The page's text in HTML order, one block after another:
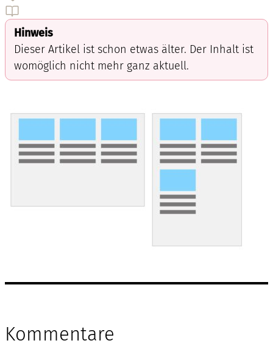
Hinweis
Dieser Artikel ist schon etwas älter. Der Inhalt ist
womöglich nicht mehr ganz aktuell.
Kommentare